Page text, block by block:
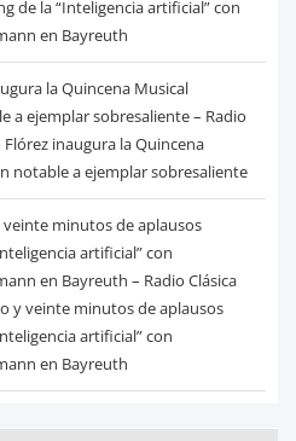
de la “Inteligencia artificial” con
en Bayreuth
la Quincena Musical
a ejemplar sobresaliente – Radio
Flórez inaugura la Quincena
notable a ejemplar sobresaliente
minutos de aplausos
artificial” con
en Bayreuth – Radio Clásica
y veinte minutos de aplausos
artificial” con
en Bayreuth